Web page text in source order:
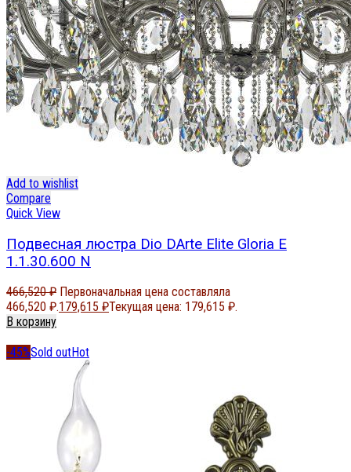
Add to wishlist
Compare
Quick View
Подвесная люстра Dio DArte Elite Gloria E
1.1.30.600 N
466,520₽ Первоначальная цена составляла
466,520 ₽.179,615 ₽Текущая цена: 179,615 ₽.
В корзину
-45%Sold outHot